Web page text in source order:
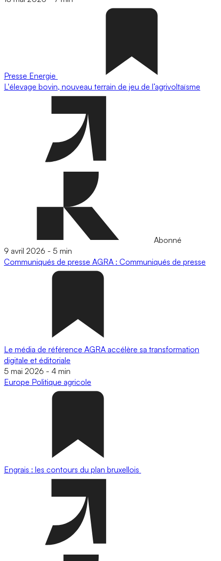
Presse Energie
L'élevage bovin, nouveau terrain de jeu de l’agrivoltaïsme
Abonné
9 avril 2026 - 5 min
Communiqués de presse AGRA : Communiqués de presse
Le média de référence AGRA accélère sa transformation
digitale et éditoriale
5 mai 2026 - 4 min
Europe Politique agricole
Engrais : les contours du plan bruxellois